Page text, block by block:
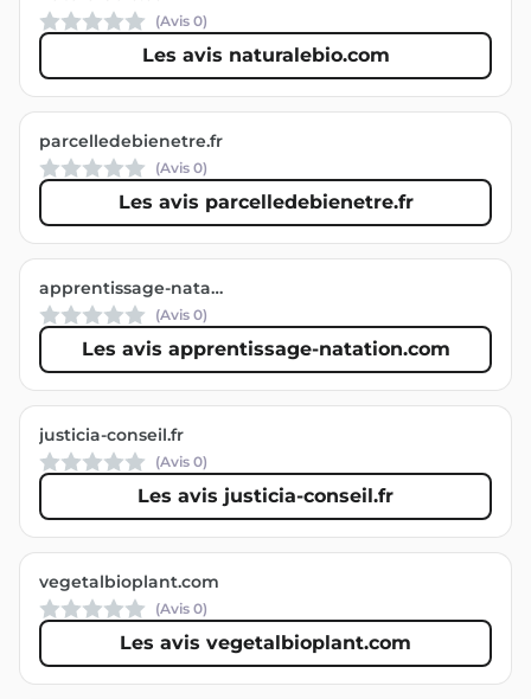
(Avis 0)
Les avis naturalebio.com
parcelledebienetre.fr
(Avis 0)
Les avis parcelledebienetre.fr
apprentissage-natation.com
(Avis 0)
Les avis apprentissage-natation.com
justicia-conseil.fr
(Avis 0)
Les avis justicia-conseil.fr
vegetalbioplant.com
(Avis 0)
Les avis vegetalbioplant.com